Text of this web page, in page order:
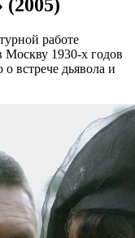
работе
Москву 1930-х годов
встрече дьявола и